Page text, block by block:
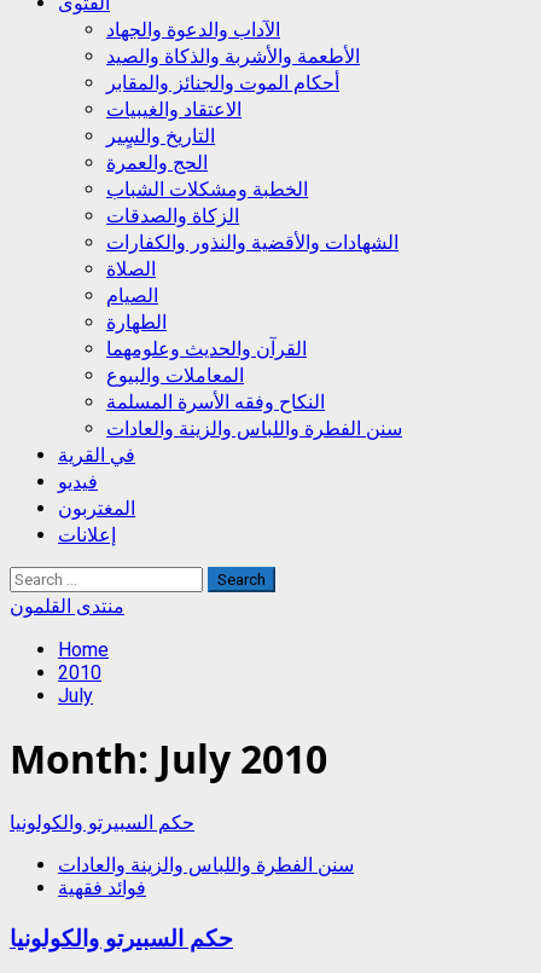
الآداب والدعوة والجهاد
الأطعمة والأشربة والذكاة والصيد
أحكام الموت والجنائز والمقابر
الاعتقاد والغيبيات
التاريخ والسٍير
الحج والعمرة
الخطبة ومشكلات الشباب
الزكاة والصدقات
الشهادات والأقضية والنذور والكفارات
الصلاة
الصيام
الطهارة
القرآن والحديث وعلومهما
المعاملات والبيوع
النكاح وفقه الأسرة المسلمة
سنن الفطرة واللباس والزينة والعادات
في القرية
فيديو
المغتربون
إعلانات
Search
for:
منتدى القلمون
Home
2010
July
Month: July 2010
حكم السبيرتو والكولونيا
سنن الفطرة واللباس والزينة والعادات
فوائد فقهية
حكم السبيرتو والكولونيا